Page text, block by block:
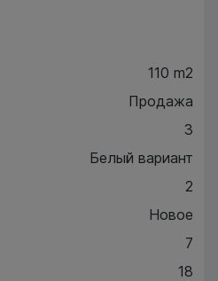
110 m2
Продажа
3
Белый вариант
2
Новое
7
18